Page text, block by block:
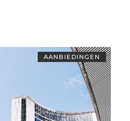
AANBIEDINGEN